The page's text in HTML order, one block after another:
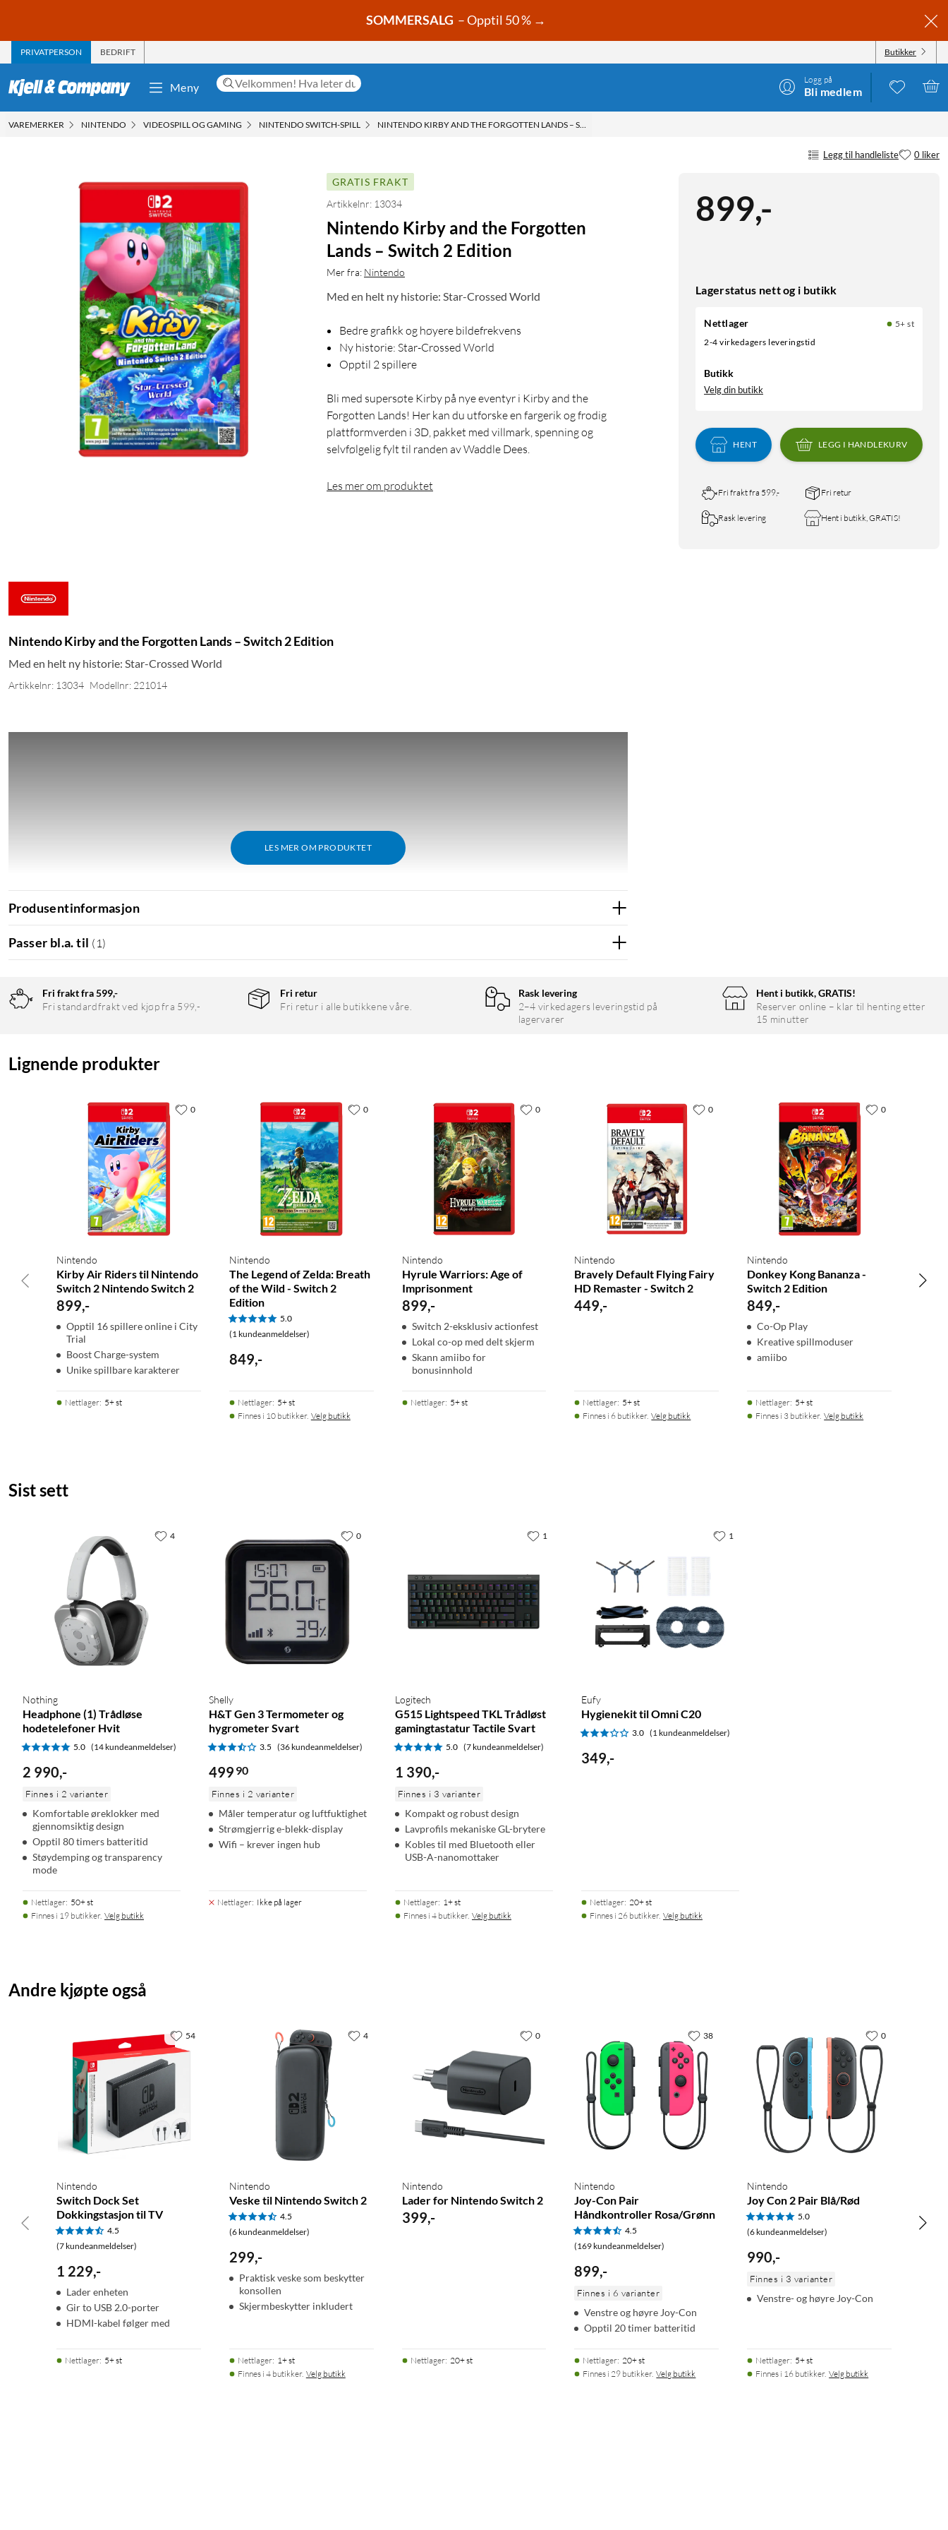
SOMMERSALG – Opptil 50 % →
PRIVATPERSON BEDRIFT Butikker
Meny
Logg på
Bli medlem
VAREMERKER NINTENDO VIDEOSPILL OG GAMING NINTENDO SWITCH-SPILL NINTENDO KIRBY AND THE FORGOTTEN LANDS – SWITCH 2 EDITION
Legg til handleliste 0 liker
899,-
Lagerstatus nett og i butikk
Nettlager
5+ st
2-4 virkedagers leveringstid
Butikk
Velg din butikk
HENT LEGG I HANDLEKURV
Fri frakt fra 599,- Fri retur
Rask levering Hent i butikk, GRATIS!
GRATIS FRAKT
Artikkelnr: 13034
Nintendo Kirby and the Forgotten
Lands – Switch 2 Edition
Mer fra: Nintendo
Med en helt ny historie: Star-Crossed World
Bedre grafikk og høyere bildefrekvens
Ny historie: Star-Crossed World
Opptil 2 spillere
Bli med supersøte Kirby på nye eventyr i Kirby and the
Forgotten Lands! Her kan du utforske en fargerik og frodig
plattformverden i 3D, pakket med villmark, spenning og
selvfølgelig fylt til randen av Waddle Dees.
Les mer om produktet
Nintendo Kirby and the Forgotten Lands – Switch 2 Edition
Med en helt ny historie: Star-Crossed World
Artikkelnr: 13034 Modellnr: 221014
LES MER OM PRODUKTET
Produsentinformasjon
Passer bl.a. til ( 1 )
Fri frakt fra 599,-
Fri standardfrakt ved kjøp fra 599,-
Fri retur
Fri retur i alle butikkene våre.
Rask levering
2–4 virkedagers leveringstid på
lagervarer
Hent i butikk, GRATIS!
Reserver online – klar til henting etter
15 minutter
Lignende produkter
Nintendo
Kirby Air Riders til Nintendo
Switch 2 Nintendo Switch 2
899,-
Opptil 16 spillere online i City
Trial
Boost Charge-system
Unike spillbare karakterer
Nettlager: 5+ st
0
Nintendo
The Legend of Zelda: Breath
of the Wild - Switch 2
Edition
5.0
(1 kundeanmeldelser)
849,-
Nettlager: 5+ st
Finnes i 10 butikker. Velg butikk
0
Nintendo
Hyrule Warriors: Age of
Imprisonment
899,-
Switch 2-eksklusiv actionfest
Lokal co-op med delt skjerm
Skann amiibo for
bonusinnhold
Nettlager: 5+ st
0
Nintendo
Bravely Default Flying Fairy
HD Remaster - Switch 2
449,-
Nettlager: 5+ st
Finnes i 6 butikker. Velg butikk
0
Nintendo
Donkey Kong Bananza -
Switch 2 Edition
849,-
Co-Op Play
Kreative spillmoduser
amiibo
Nettlager: 5+ st
Finnes i 3 butikker. Velg butikk
0
Sist sett
Nothing
Headphone (1) Trådløse
hodetelefoner Hvit
5.0 (14 kundeanmeldelser)
2 990,-
Finnes i 2 varianter
Komfortable øreklokker med
gjennomsiktig design
Opptil 80 timers batteritid
Støydemping og transparency
mode
Nettlager: 50+ st
Finnes i 19 butikker. Velg butikk
4
Shelly
H&T Gen 3 Termometer og
hygrometer Svart
3.5 (36 kundeanmeldelser)
499 90
Finnes i 2 varianter
Måler temperatur og luftfuktighet
Strømgjerrig e-blekk-display
Wifi – krever ingen hub
Nettlager: Ikke på lager
0
Logitech
G515 Lightspeed TKL Trådløst
gamingtastatur Tactile Svart
5.0 (7 kundeanmeldelser)
1 390,-
Finnes i 3 varianter
Kompakt og robust design
Lavprofils mekaniske GL-brytere
Kobles til med Bluetooth eller
USB-A-nanomottaker
Nettlager: 1+ st
Finnes i 4 butikker. Velg butikk
1
Eufy
Hygienekit til Omni C20
3.0 (1 kundeanmeldelser)
349,-
Nettlager: 20+ st
Finnes i 26 butikker. Velg butikk
1
Andre kjøpte også
Nintendo
Switch Dock Set
Dokkingstasjon til TV
4.5
(7 kundeanmeldelser)
1 229,-
Lader enheten
Gir to USB 2.0-porter
HDMI-kabel følger med
Nettlager: 5+ st
54
Nintendo
Veske til Nintendo Switch 2
4.5
(6 kundeanmeldelser)
299,-
Praktisk veske som beskytter
konsollen
Skjermbeskytter inkludert
Nettlager: 1+ st
Finnes i 4 butikker. Velg butikk
4
Nintendo
Lader for Nintendo Switch 2
399,-
Nettlager: 20+ st
0
Nintendo
Joy-Con Pair
Håndkontroller Rosa/Grønn
4.5
(169 kundeanmeldelser)
899,-
Finnes i 6 varianter
Venstre og høyre Joy-Con
Opptil 20 timer batteritid
Nettlager: 20+ st
Finnes i 29 butikker. Velg butikk
38
Nintendo
Joy Con 2 Pair Blå/Rød
5.0
(6 kundeanmeldelser)
990,-
Finnes i 3 varianter
Venstre- og høyre Joy-Con
Nettlager: 5+ st
Finnes i 16 butikker. Velg butikk
0